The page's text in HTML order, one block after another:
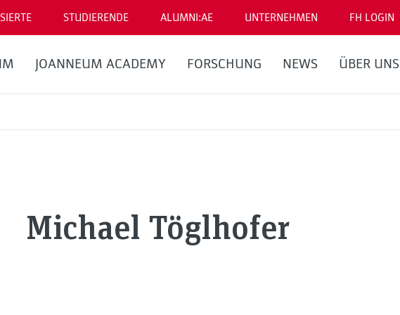
STUDIERENDE ALUMNI:AE UNTERNEHMEN FH LOGIN
JOANNEUM ACADEMY FORSCHUNG NEWS ÜBER UNS
Michael Töglhofer